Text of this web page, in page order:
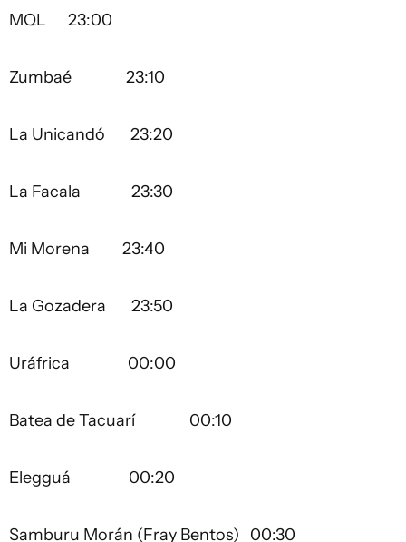
MQL 23:00
Zumbaé 23:10
La Unicandó 23:20
La Facala 23:30
Mi Morena 23:40
La Gozadera 23:50
Uráfrica 00:00
Batea de Tacuarí 00:10
Elegguá 00:20
Samburu Morán (Fray Bentos) 00:30